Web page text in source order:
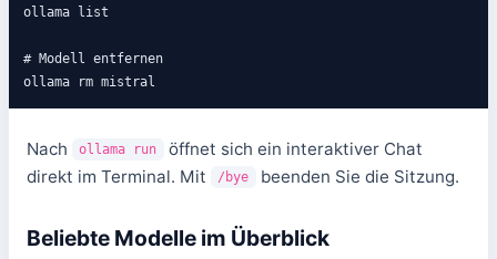
ollama list
# Modell entfernen
ollama rm mistral
Nach ollama run
öffnet sich ein interaktiver Chat
direkt im Terminal. Mit
/bye beenden Sie die Sitzung.
Beliebte Modelle im Überblick